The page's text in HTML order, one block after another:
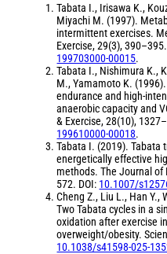
Tabata I., Irisawa K.,
Miyachi M. (1997).
intermittent exercises.
Exercise, 29(3),
199703000-00015.
Tabata I., Nishimura K.,
M., Yamamoto K. (1996).
endurance and high-
anaerobic capacity and
& Exercise, 28(10),
199610000-00018.
Tabata I. (2019).Tabata
energetically effective
methods. The Journal of
572. DOI: 10.1007/
Cheng Z., Liu L., Han Y.,
Two Tabata cycles in a
oxidation after exercise
overweight/obesity.
10.1038/s41598-025-